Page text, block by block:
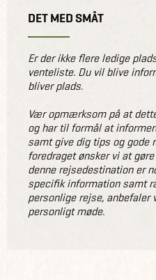
DET MED SMÅT
Er der ikke flere ledige
venteliste. Du vil blive
bliver plads.
Vær opmærksom på at
og har til formål at
samt give dig tips og gode
foredraget ønsker vi at
denne rejsedestination er
specifik information samt
personlige rejse, anbefaler
personligt møde.